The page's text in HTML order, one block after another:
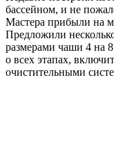
бассейном, и не
Мастера прибыли на
Предложили
размерами чаши 4 на
о всех этапах,
очистительными